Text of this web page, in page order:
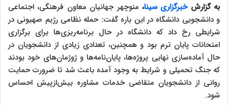
به گزارشخبرگزاری سینا، منوچهر جهانیان معاون فرهنگی، اجتماعی
و دانشجویی دانشگاه در این باره گفت: حمله نظامی رژیم صهیونی در
شرایطی رخ داد که دانشگاه در حال برنامه‌ریزی‌ها برای برگزاری
امتحانات پایان ترم بود و همچنین، تعدادی زیادی از دانشجویان در
حال آماده‌سازی نهایی پروژه‌ها، پایان‌نامه‌ها و ژوژمان‌های خود بودند
که جنگ تحمیلی و شرایط به وجود آمده باعث شد تا ضرورت حمایت
روانی از دانشجویان متقاضی خدمات مشاوره بیش‌ازپیش احساس
شود.